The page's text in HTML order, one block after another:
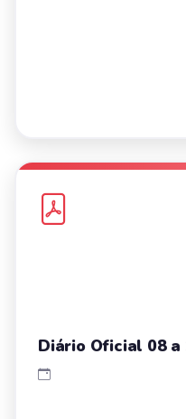
Diário Oficial 08 a